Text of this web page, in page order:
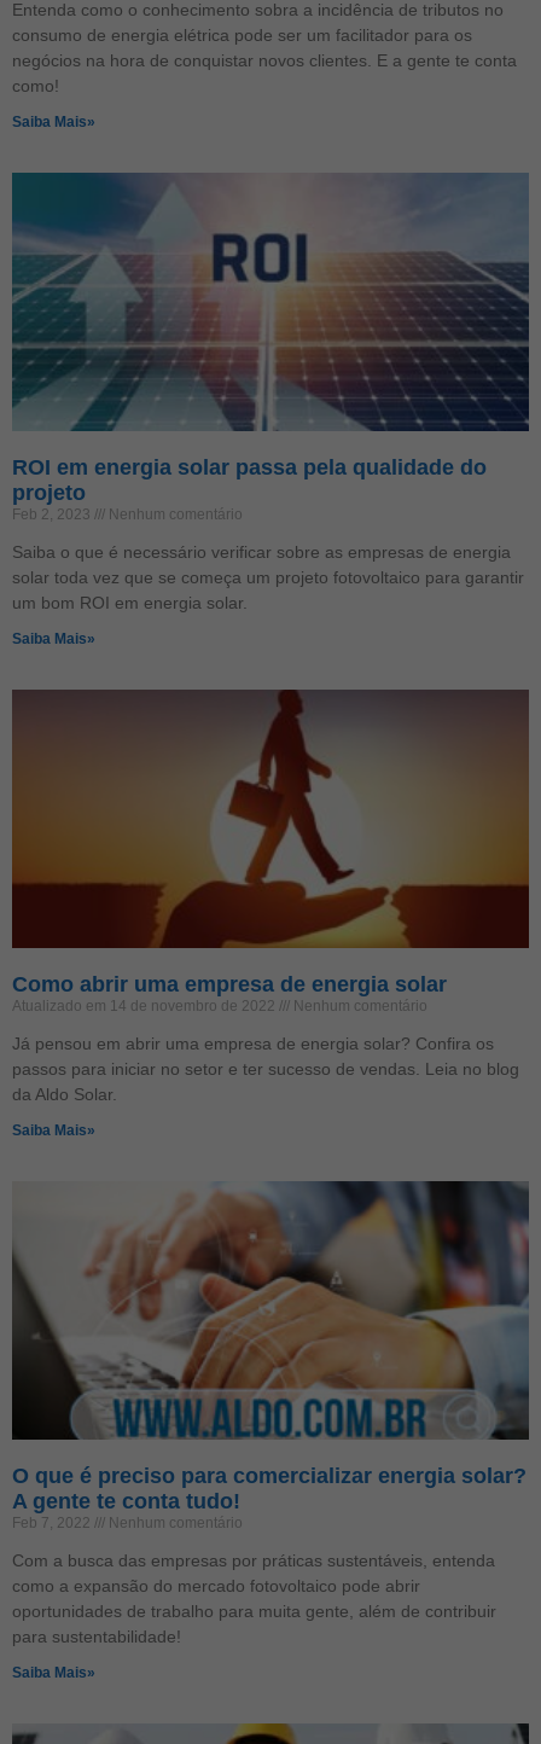
Entenda como o conhecimento sobra a incidência de tributos no
consumo de energia elétrica pode ser um facilitador para os
negócios na hora de conquistar novos clientes. E a gente te conta
como!
Saiba Mais»
ROI em energia solar passa pela qualidade do
projeto
Feb 2, 2023 Nenhum comentário
Saiba o que é necessário verificar sobre as empresas de energia
solar toda vez que se começa um projeto fotovoltaico para garantir
um bom ROI em energia solar.
Saiba Mais»
Como abrir uma empresa de energia solar
Atualizado em 14 de novembro de 2022 Nenhum comentário
Já pensou em abrir uma empresa de energia solar? Confira os
passos para iniciar no setor e ter sucesso de vendas. Leia no blog
da Aldo Solar.
Saiba Mais»
O que é preciso para comercializar energia solar?
A gente te conta tudo!
Feb 7, 2022 Nenhum comentário
Com a busca das empresas por práticas sustentáveis, entenda
como a expansão do mercado fotovoltaico pode abrir
oportunidades de trabalho para muita gente, além de contribuir
para sustentabilidade!
Saiba Mais»